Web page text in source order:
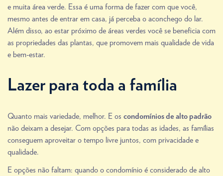
e muita área verde. Essa é uma forma de fazer com que você,
mesmo antes de entrar em casa, já perceba o aconchego do lar.
Além disso, ao estar próximo de áreas verdes você se beneficia com
as propriedades das plantas, que promovem mais qualidade de vida
e bem-estar.
Lazer para toda a família
Quanto mais variedade, melhor. E os condomínios de alto padrão
não deixam a desejar. Com opções para todas as idades, as famílias
conseguem aproveitar o tempo livre juntos, com privacidade e
qualidade.
E opções não faltam: quando o condomínio é considerado de alto